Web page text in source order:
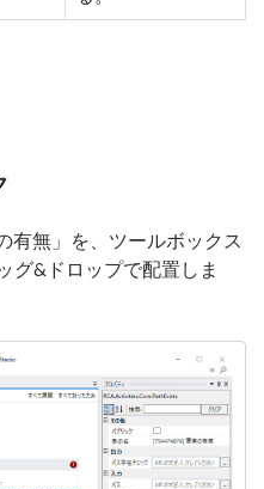
有無」を、ツールボックス
グ&ドロップで配置しま